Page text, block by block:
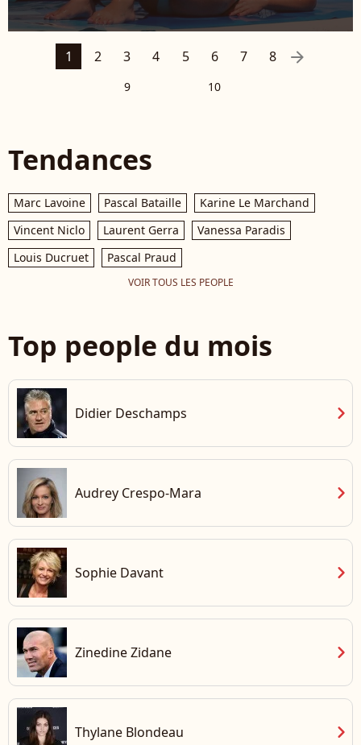
1 2 3 4 5 6 7 8
9 10
arrow_right
Tendances
Marc Lavoine Pascal Bataille
Karine Le Marchand
Vincent Niclo
Laurent Gerra
Vanessa Paradis
Louis Ducruet
Pascal Praud
VOIR TOUS LES PEOPLE
Top people du mois
Didier Deschamps chevron_right
Audrey Crespo-Mara chevron_right
Sophie Davant chevron_right
Zinedine Zidane chevron_right
Thylane Blondeau chevron_right